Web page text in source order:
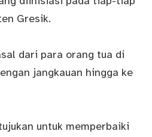
Gresik.
dari para orang tua di
jangkauan hingga ke
untuk memperbaiki